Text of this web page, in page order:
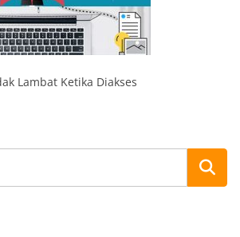
Lambat Ketika Diakses